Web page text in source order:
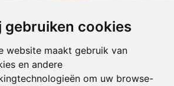
gebruiken cookies
website maakt gebruik van
en andere
om uw browse-
Plaza Viva pergola-zonwering
helder glas, WGM Top en zipscreen
fris terras tijdens warme dagen